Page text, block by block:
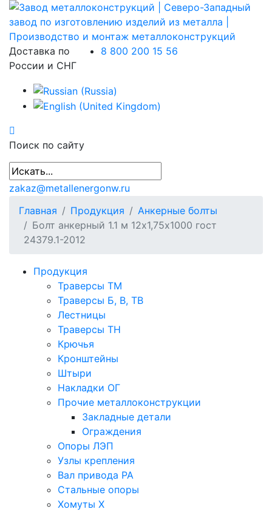
Доставка по
России и СНГ
8 800 200 15 56
Поиск по сайту
zakaz@metallenergonw.ru
Главная
Продукция
Анкерные болты
Болт анкерный 1.1 м 12х1,75х1000 гост
24379.1-2012
Продукция
Траверсы ТМ
Траверсы Б, В, ТВ
Лестницы
Траверсы ТН
Крючья
Кронштейны
Штыри
Накладки ОГ
Прочие металлоконструкции
Закладные детали
Ограждения
Опоры ЛЭП
Узлы крепления
Вал привода РА
Стальные опоры
Хомуты Х